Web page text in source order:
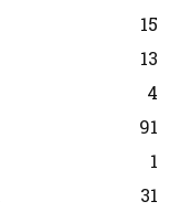
15
13
4
91
1
31